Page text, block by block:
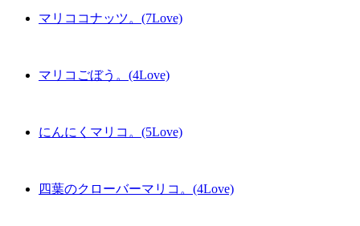
マリココナッツ。(7Love)
マリコごぼう。(4Love)
にんにくマリコ。(5Love)
四葉のクローバーマリコ。(4Love)